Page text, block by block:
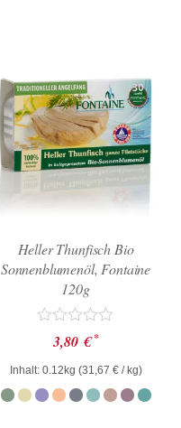
Heller Thunfisch Bio
Sonnenblumenöl, Fontaine
120g
Bewertet
mit
0
von
5
3,80 € *
Inhalt: 0.12kg (31,67 €/ kg)